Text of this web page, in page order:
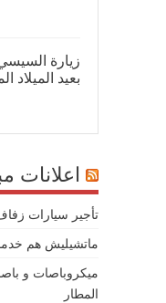
زيارة
بعيد الميلاد
اعلانات
تأجير سيارات
ماتشيليش هم
ميكروباصات و
المطار